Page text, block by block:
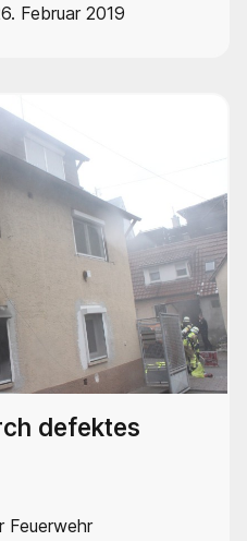
Februar 2019
defektes
Feuerwehr